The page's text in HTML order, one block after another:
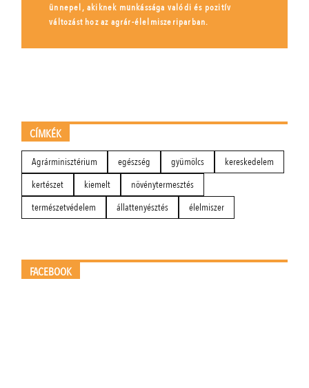
ünnepel, akiknek munkássága valódi és pozitív
változást hoz az agrár-élelmiszeriparban.
CÍMKÉK
Agrárminisztérium egészség gyümölcs
kereskedelem
kertészet
kiemelt
növénytermesztés
természetvédelem
állattenyésztés élelmiszer
FACEBOOK